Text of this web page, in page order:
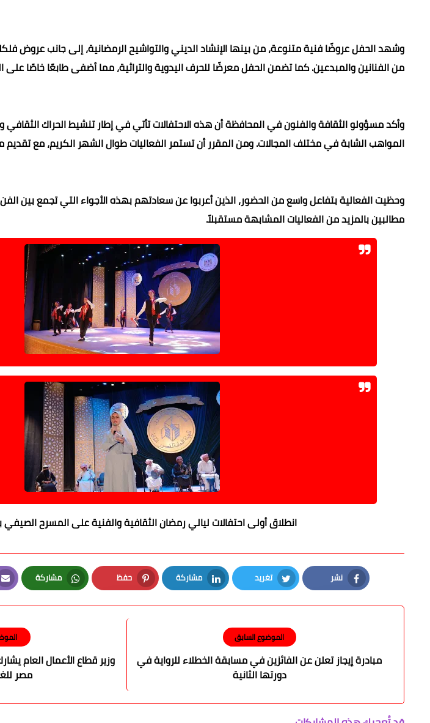
وشهد الحفل عروضًا فنية متنوعة، من بينها الإنشاد الديني والتواشيح الرمضانية، إلى جانب عروض
من الفنانين والمبدعين. كما تضمن الحفل معرضًا للحرف اليدوية والتراثية، مما أضفى طابعًا خاصًا على
وأكد مسؤولو الثقافة والفنون في المحافظة أن هذه الاحتفالات تأتي في إطار تنشيط الحراك
المواهب الشابة في مختلف المجالات. ومن المقرر أن تستمر الفعاليات طوال الشهر الكريم، مع
وحظيت الفعالية بتفاعل واسع من الحضور، الذين أعربوا عن سعادتهم بهذه الأجواء التي تجمع بين الفن
مطالبين بالمزيد من الفعاليات المشابهة مستقبلاً.
انطلاق أولى احتفالات ليالي رمضان الثقافية والفنية على المسرح
نشر
Facebook
تغريد
Twitter
مشاركة
LinkedIn
حفظ
Pinterest
مشاركة
Whatsapp
وزير قطاع الأعمال العام
مصر
الموضوع السابق
مبادرة إيجاز تعلن عن الفائزين في مسابقة الخطلاء للرواية في
دورتها الثانية